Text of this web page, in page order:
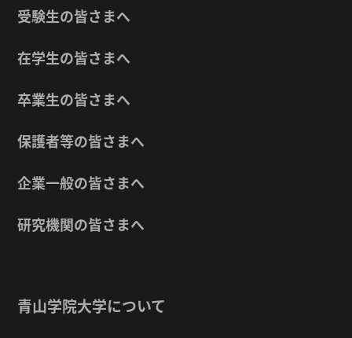
受験生の皆さまへ
在学生の皆さまへ
卒業生の皆さまへ
保護者等の皆さまへ
企業一般の皆さまへ
研究機関の皆さまへ
青山学院大学について